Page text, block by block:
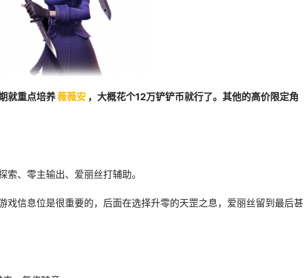
就重点培养薇薇安 ，大概花个12万铲铲币就行了。其他的高价限定角
、零主输出、爱丽丝打辅助。
戏信息位是很重要的，后面在选择升零的天罡之息，爱丽丝留到最后甚